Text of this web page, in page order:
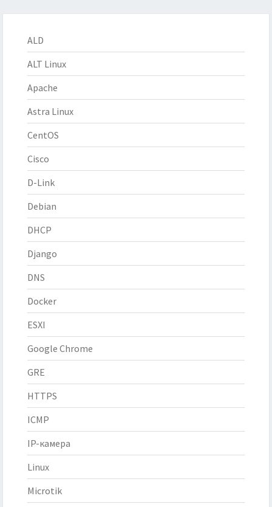
ALD
ALT Linux
Apache
Astra Linux
CentOS
Cisco
D-Link
Debian
DHCP
Django
DNS
Docker
ESXI
Google Chrome
GRE
HTTPS
ICMP
IP-камера
Linux
Microtik